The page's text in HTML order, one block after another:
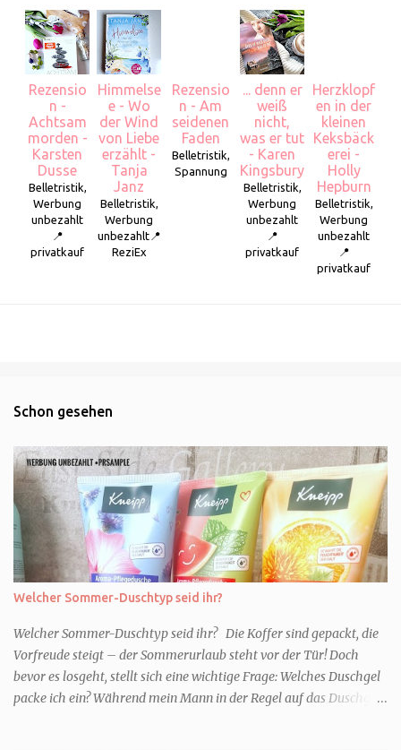
Rezensio
n -
Achtsam
morden -
Karsten
Dusse
Belletristik,
Werbung
unbezahlt
📍
privatkauf
Himmelse
e - Wo
der Wind
von Liebe
erzählt -
Tanja
Janz
Belletristik,
Werbung
unbezahlt📍
ReziEx
Rezensio
n - Am
seidenen
Faden
Belletristik,
Spannung
... denn er
weiß
nicht,
was er tut
- Karen
Kingsbury
Belletristik,
Werbung
unbezahlt
📍
privatkauf
Herzklopf
en in der
kleinen
Keksbäck
erei -
Holly
Hepburn
Belletristik,
Werbung
unbezahlt
📍
privatkauf
Schon gesehen
Welcher Sommer-Duschtyp seid ihr?
Welcher Sommer-Duschtyp seid ihr? Die Koffer sind gepackt, die
Vorfreude steigt – der Sommerurlaub steht vor der Tür! Doch
bevor es losgeht, stellt sich eine wichtige Frage: Welches Duschgel
packe ich ein? Während mein Mann in der Regel auf das Duschgel